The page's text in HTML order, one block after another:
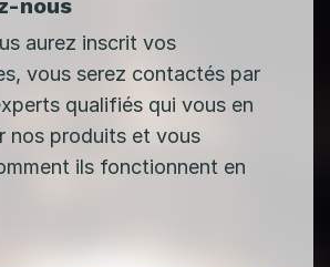
aurez inscrit vos
vous serez contactés par
qualifiés qui vous en
nos produits et vous
ils fonctionnent en